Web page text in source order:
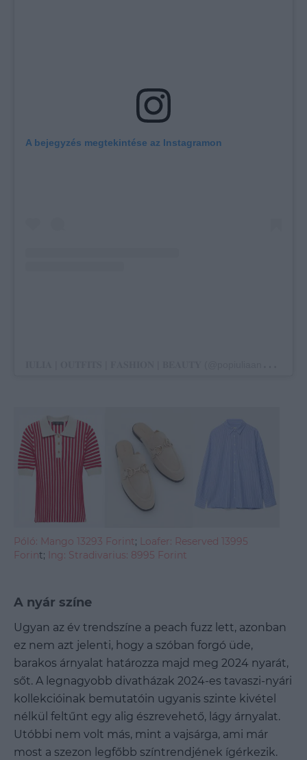
A bejegyzés megtekintése az Instagramon
Póló: Mango 13293 Forint; Loafer: Reserved 13995
Forint; Ing: Stradivarius: 8995 Forint
A nyár színe
Ugyan az év trendszíne a peach fuzz lett, azonban
ez nem azt jelenti, hogy a szóban forgó üde,
barakos árnyalat határozza majd meg 2024 nyarát,
sőt. A legnagyobb divatházak 2024-es tavaszi-nyári
kollekcióinak bemutatóin ugyanis szinte kivétel
nélkül feltűnt egy alig észrevehető, lágy árnyalat.
Utóbbi nem volt más, mint a vajsárga, ami már
most a szezon legfőbb színtrendjének ígérkezik.